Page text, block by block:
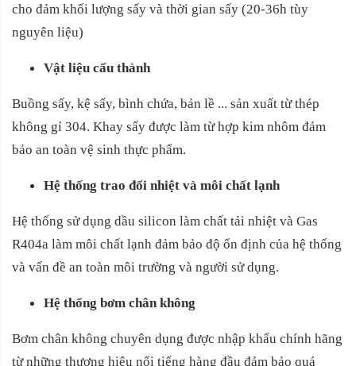
cho đảm khối lượng sấy và thời gian sấy (20-36h tùy
nguyên liệu)
Vật liệu cấu thành
Buồng sấy, kệ sấy, bình chứa, bản lề ... sản xuất từ thép
không gỉ 304. Khay sấy được làm từ hợp kim nhôm đảm
bảo an toàn vệ sinh thực phẩm.
Hệ thống trao đổi nhiệt và môi chất lạnh
Hệ thống sử dụng dầu silicon làm chất tải nhiệt và Gas
R404a làm môi chất lạnh đảm bảo độ ổn định của hệ thống
và vấn đề an toàn môi trường và người sử dụng.
Hệ thống bơm chân không
Bơm chân không chuyên dụng được nhập khẩu chính hãng
từ những thương hiệu nổi tiếng hàng đầu đảm bảo quá